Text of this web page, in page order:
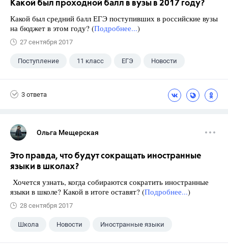
Какой был проходной балл в вузы в 2017 году?
Какой был средний балл ЕГЭ поступивших в российские вузы
на бюджет в этом году? (Подробнее...)
27 сентября 2017
Поступление 11 класс ЕГЭ Новости
3 ответа
Ольга Мещерская
Это правда, что будут сокращать иностранные
языки в школах?
Хочется узнать, когда собираются сократить иностранные
языки в школе? Какой в итоге оставят? (Подробнее...)
28 сентября 2017
Школа Новости Иностранные языки